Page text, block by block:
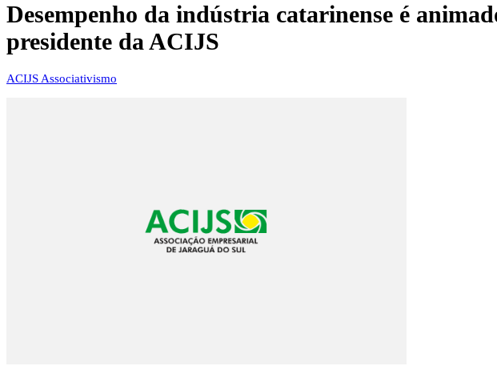
Desempenho da indústria catarinense é
presidente da ACIJS
ACIJS Associativismo